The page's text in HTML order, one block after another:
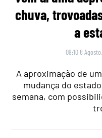
chuva,
a
09:10 8
A aproximação de
mudança do
semana, com